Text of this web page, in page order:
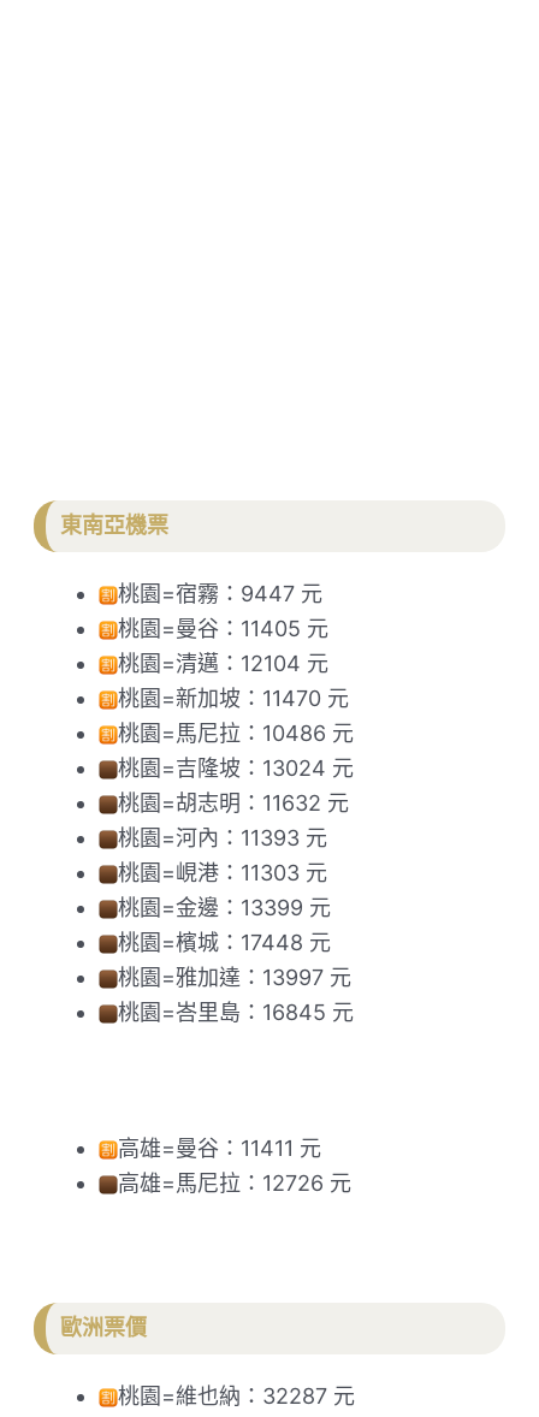
東南亞機票
桃園=宿霧：9447 元
桃園=曼谷：11405 元
桃園=清邁：12104 元
桃園=新加坡：11470 元
桃園=馬尼拉：10486 元
桃園=吉隆坡：13024 元
桃園=胡志明：11632 元
桃園=河內：11393 元
桃園=峴港：11303 元
桃園=金邊：13399 元
桃園=檳城：17448 元
桃園=雅加達：13997 元
桃園=峇里島：16845 元
高雄=曼谷：11411 元
高雄=馬尼拉：12726 元
歐洲票價
桃園=維也納：32287 元